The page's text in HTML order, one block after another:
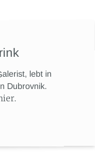
lebt in
Dubrovnik.
.